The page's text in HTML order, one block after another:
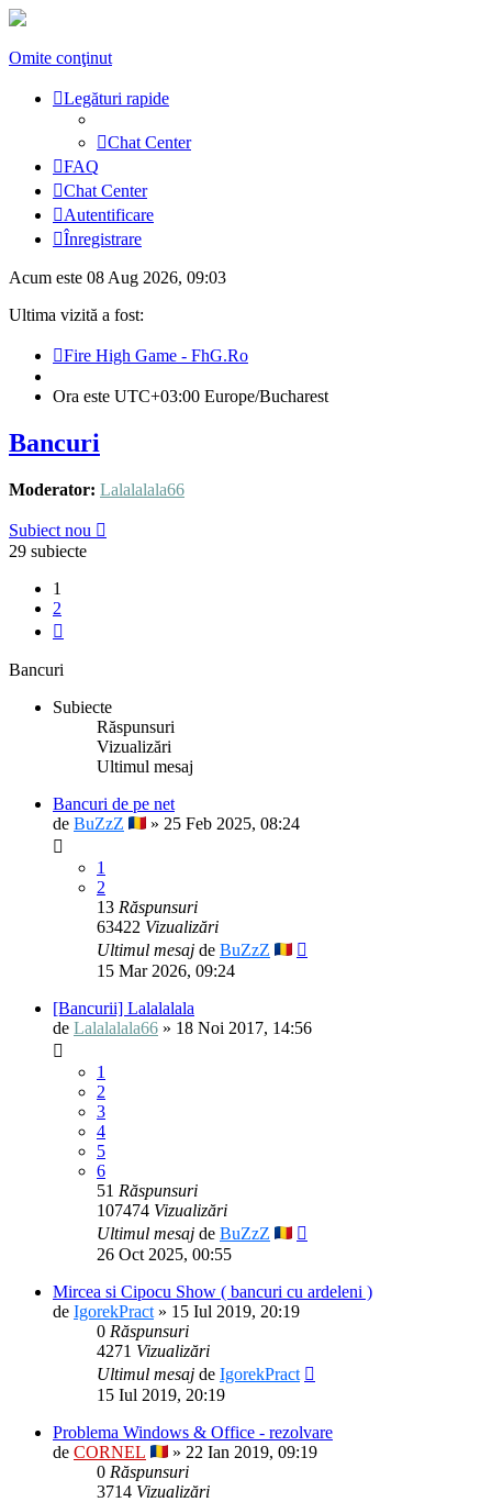
Omite conţinut
Legături rapide
Chat Center
FAQ
Chat Center
Autentificare
Înregistrare
Acum este 08 Aug 2026, 09:03
Ultima vizită a fost:
Fire High Game - FhG.Ro
Ora este UTC+03:00 Europe/Bucharest
Bancuri
Moderator: Lalalalala66
Subiect nou
29 subiecte
1
2
Bancuri
Subiecte
Răspunsuri
Vizualizări
Ultimul mesaj
Bancuri de pe net
de BuZzZ » 25 Feb 2025, 08:24
1
2
13 Răspunsuri
63422 Vizualizări
Ultimul mesaj de BuZzZ
15 Mar 2026, 09:24
[Bancurii] Lalalalala
de Lalalalala66 » 18 Noi 2017, 14:56
1
2
3
4
5
6
51 Răspunsuri
107474 Vizualizări
Ultimul mesaj de BuZzZ
26 Oct 2025, 00:55
Mircea si Cipocu Show ( bancuri cu ardeleni )
de IgorekPract » 15 Iul 2019, 20:19
0 Răspunsuri
4271 Vizualizări
Ultimul mesaj de IgorekPract
15 Iul 2019, 20:19
Problema Windows & Office - rezolvare
de CORNEL
» 22 Ian 2019, 09:19
0 Răspunsuri
3714 Vizualizări